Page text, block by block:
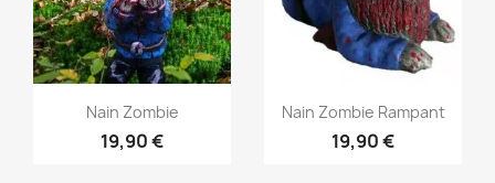
Aperçu rapide
Nain Zombie
19,90 €
 Aperçu rapide
Nain Zombie Rampant
19,90 €